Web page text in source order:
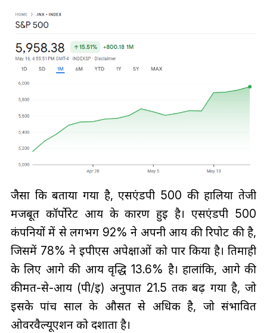
जैसा कि बताया गया है, एसएंडपी 500 की हालिया तेजी
मजबूत कॉर्पोरेट आय के कारण हुई है। एसएंडपी 500
कंपनियों में से लगभग 92% ने अपनी आय की रिपोर्ट की है,
जिसमें 78% ने ईपीएस अपेक्षाओं को पार किया है। तिमाही
के लिए आगे की आय वृद्धि 13.6% है। हालांकि, आगे की
कीमत-से-आय (पी/ई) अनुपात 21.5 तक बढ़ गया है, जो
इसके पांच साल के औसत से अधिक है, जो संभावित
ओवरवैल्यूएशन को दर्शाता है।